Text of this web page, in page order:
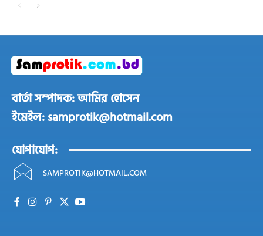
বার্তা সম্পাদক: আমির হোসেন
ইমেইল: samprotik@hotmail.com
যোগাযোগ:
SAMPROTIK@HOTMAIL.COM